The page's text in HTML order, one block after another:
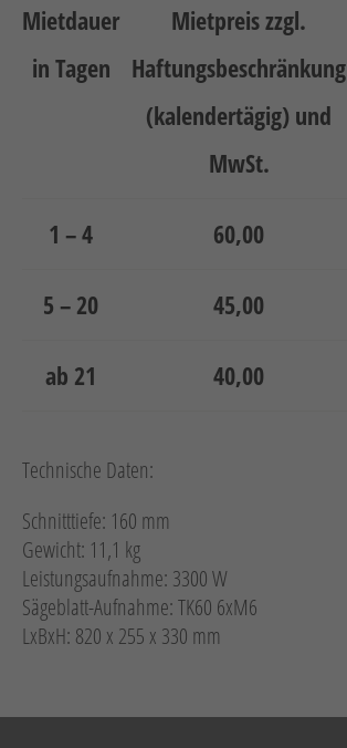
Mietdauer
in Tagen
Mietpreis zzgl.
Haftungsbeschränkung
(kalendertägig) und
MwSt.
1 – 4 60,00
5 – 20 45,00
ab 21 40,00
Technische Daten:
Schnitttiefe: 160 mm
Gewicht: 11,1 kg
Leistungsaufnahme: 3300 W
Sägeblatt-Aufnahme: TK60 6xM6
LxBxH: 820 x 255 x 330 mm